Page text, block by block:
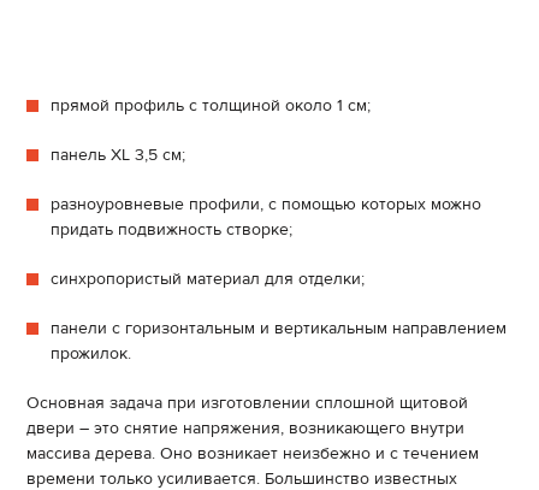
прямой профиль с толщиной около 1 см;
панель XL 3,5 см;
разноуровневые профили, с помощью которых можно
придать подвижность створке;
синхропористый материал для отделки;
панели с горизонтальным и вертикальным направлением
прожилок.
Основная задача при изготовлении сплошной щитовой
двери – это снятие напряжения, возникающего внутри
массива дерева. Оно возникает неизбежно и с течением
времени только усиливается. Большинство известных